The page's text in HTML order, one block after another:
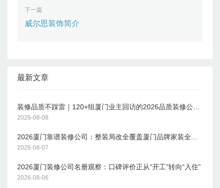
下一篇
威尔思装饰简介
最新文章
2026-08-08
2026-08-07
2026厦门装修公司名册观察：口碑评价正从“开工”转向“入住”
2026-08-06